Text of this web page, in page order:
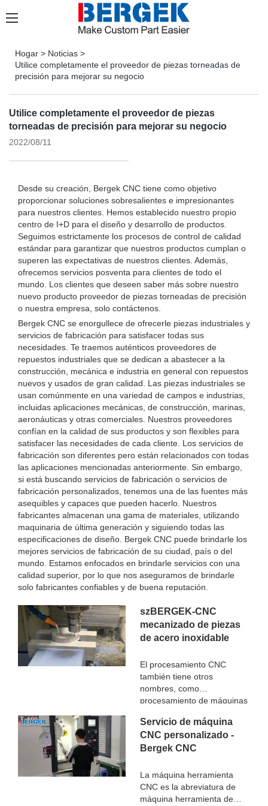
Hogar > Noticias >
Utilice completamente el proveedor de piezas torneadas de
precisión para mejorar su negocio
Utilice completamente el proveedor de piezas
torneadas de precisión para mejorar su negocio
2022/08/11
Desde su creación, Bergek CNC tiene como objetivo
proporcionar soluciones sobresalientes e impresionantes
para nuestros clientes. Hemos establecido nuestro propio
centro de I+D para el diseño y desarrollo de productos.
Seguimos estrictamente los procesos de control de calidad
estándar para garantizar que nuestros productos cumplan o
superen las expectativas de nuestros clientes. Además,
ofrecemos servicios posventa para clientes de todo el
mundo. Los clientes que deseen saber más sobre nuestro
nuevo producto proveedor de piezas torneadas de precisión
o nuestra empresa, solo contáctenos.
Bergek CNC se enorgullece de ofrecerle piezas industriales y
servicios de fabricación para satisfacer todas sus
necesidades. Te traemos auténticos proveedores de
repuestos industriales que se dedican a abastecer a la
construcción, mecánica e industria en general con repuestos
nuevos y usados ​​de gran calidad. Las piezas industriales se
usan comúnmente en una variedad de campos e industrias,
incluidas aplicaciones mecánicas, de construcción, marinas,
aeronáuticas y otras comerciales. Nuestros proveedores
confían en la calidad de sus productos y son flexibles para
satisfacer las necesidades de cada cliente. Los servicios de
fabricación son diferentes pero están relacionados con todas
las aplicaciones mencionadas anteriormente. Sin embargo,
si está buscando servicios de fabricación o servicios de
fabricación personalizados, tenemos una de las fuentes más
asequibles y capaces que pueden hacerlo. Nuestros
fabricantes almacenan una gama de materiales, utilizando
maquinaria de última generación y siguiendo todas las
especificaciones de diseño. Bergek CNC puede brindarle los
mejores servicios de fabricación de su ciudad, país o del
mundo. Estamos enfocados en brindarle servicios con una
calidad superior, por lo que nos aseguramos de brindarle
solo fabricantes confiables y de buena reputación.
szBERGEK-CNC
mecanizado de piezas
de acero inoxidable
El procesamiento CNC
también tiene otros
nombres, como
procesamiento de máquinas
computadora y llamado
centro de procesamiento
CNC, el trabajo principal es
procesamiento, el trabajo
manual original en
programación de
Servicio de máquina
CNC personalizado -
Bergek CNC
La máquina herramienta
CNC es la abreviatura de
máquina herramienta de